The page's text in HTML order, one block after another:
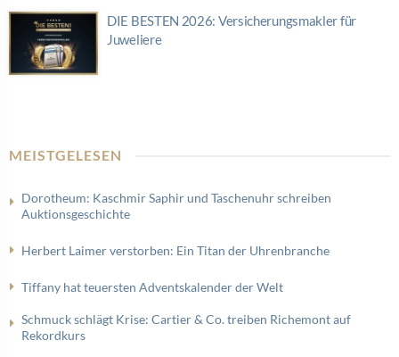
DIE BESTEN 2026: Versicherungsmakler für
Juweliere
MEISTGELESEN
Dorotheum: Kaschmir Saphir und Taschenuhr schreiben
Auktionsgeschichte
Herbert Laimer verstorben: Ein Titan der Uhrenbranche
Tiffany hat teuersten Adventskalender der Welt
Schmuck schlägt Krise: Cartier & Co. treiben Richemont auf
Rekordkurs